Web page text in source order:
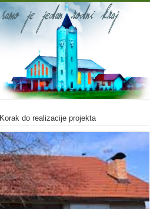
Korak do realizacije projekta